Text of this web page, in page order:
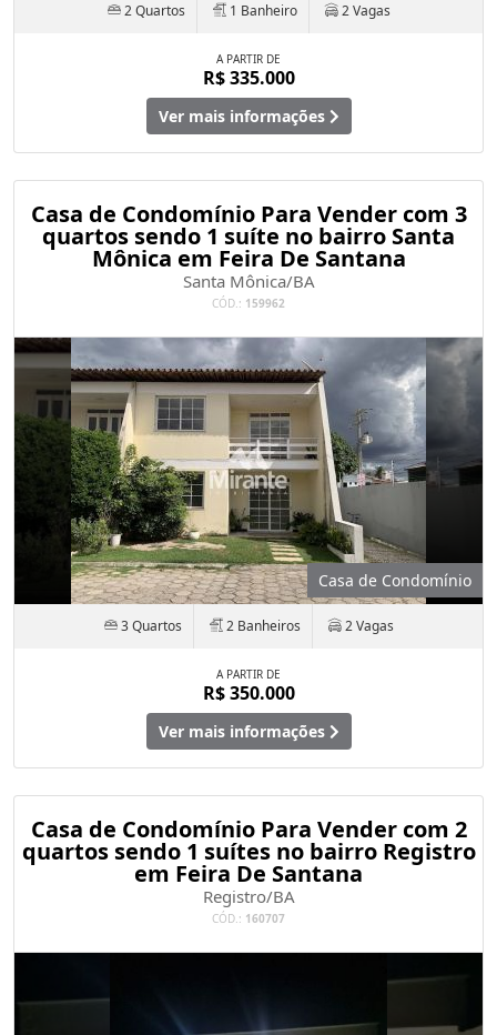
2 Quartos 1 Banheiro 2 Vagas
A PARTIR DE
R$ 335.000
Ver mais informações
Casa de Condomínio Para Vender com 3
quartos sendo 1 suíte no bairro Santa
Mônica em Feira De Santana
Santa Mônica/BA
CÓD.: 159962
Casa de Condomínio
3 Quartos 2 Banheiros 2 Vagas
A PARTIR DE
R$ 350.000
Ver mais informações
Casa de Condomínio Para Vender com 2
quartos sendo 1 suítes no bairro Registro
em Feira De Santana
Registro/BA
CÓD.: 160707